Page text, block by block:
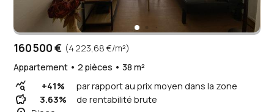
160 500 € (4 223,68 €/m²)
Appartement • 2 pièces • 38 m²
query_stats +41% par rapport au prix moyen dans la zone
savings 3.63% de rentabilité brute